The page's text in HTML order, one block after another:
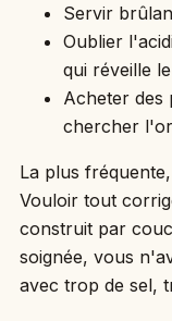
Servir
Oublier
qui réveille
Acheter des
chercher
La plus
Vouloir tout
construit par
soignée, vous
avec trop de sel,